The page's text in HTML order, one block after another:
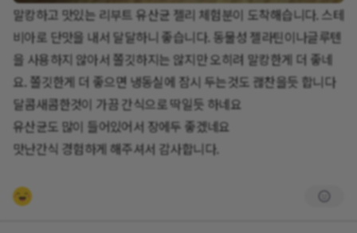
말캉하고 맛있는 리부트 유산균 젤리 체험분이 도착해습니다. 스테
비아로 단맛을 내서 달달하니 좋습니다. 동물성 젤라틴이나글루텐
을 사용하지 않아서 쫄깃하지는 않지만 오히려 말캉한게 더 좋네
요. 쫄깃한게 더 좋으면 냉동실에 잠시 두는것도 괞찬을듯 합니다
달콤새콤한것이 가끔 간식으로 딱일듯 하네요
유산균도 많이 들어있어서 장에두 좋겠네요
맛난간식 경험하게 해주셔서 감사합니다.